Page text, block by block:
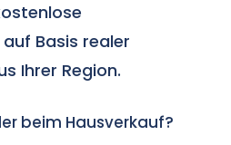
Basis realer
Ihrer Region.
beim Hausverkauf?